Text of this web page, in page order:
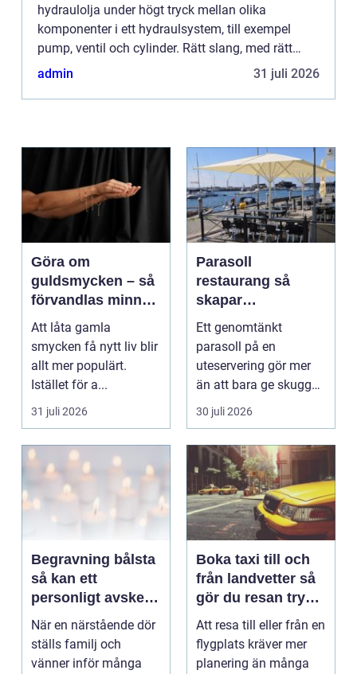
hydraulolja under högt tryck mellan olika
komponenter i ett hydraulsystem, till exempel
pump, ventil och cylinder. Rätt slang, med rätt
kopplingar och korrekt montering, är avg&o...
admin 31 juli 2026
Göra om
guldsmycken – så
förvandlas minnen
till nya favoriter
Att låta gamla
smycken få nytt liv blir
allt mer populärt.
Istället för a...
31 juli 2026
Parasoll
restaurang så
skapar
uteserveringen rätt
känsla året runt
Ett genomtänkt
parasoll på en
uteservering gör mer
än att bara ge skugga.
Det påverkar hur länge
30 juli 2026
Begravning bålsta
så kan ett
personligt avsked
formas
När en närstående dör
ställs familj och
vänner inför många
Boka taxi till och
från landvetter så
gör du resan trygg
och smidig
Att resa till eller från en
flygplats kräver mer
planering än många